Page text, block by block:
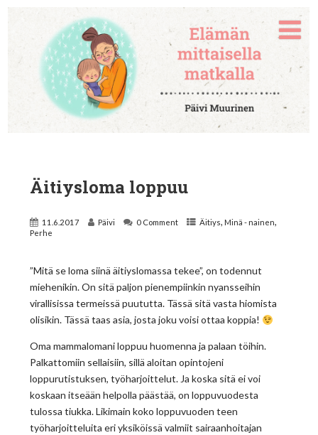
Äitiysloma loppuu
11.6.2017 Päivi 0 Comment Äitiys,Minä - nainen,
Perhe
”Mitä se loma siinä äitiyslomassa tekee”, on todennut
miehenikin. On sitä paljon pienempiinkin nyansseihin
virallisissa termeissä puututta. Tässä sitä vasta hiomista
olisikin. Tässä taas asia, josta joku voisi ottaa koppia!
Oma mammalomani loppuu huomenna ja palaan töihin.
Palkattomiin sellaisiin, sillä aloitan opintojeni
loppurutistuksen, työharjoittelut. Ja koska sitä ei voi
koskaan itseään helpolla päästää, on loppuvuodesta
tulossa tiukka. Likimain koko loppuvuoden teen
työharjoitteluita eri yksiköissä valmiit sairaanhoitajan